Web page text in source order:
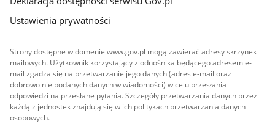
Ustawienia prywatności
Strony dostępne w domenie www.gov.pl mogą zawierać adresy skrzynek
mailowych. Użytkownik korzystający z odnośnika będącego adresem e-
mail zgadza się na przetwarzanie jego danych (adres e-mail oraz
dobrowolnie podanych danych w wiadomości) w celu przesłania
odpowiedzi na przesłane pytania. Szczegóły przetwarzania danych przez
każdą z jednostek znajdują się w ich politykach przetwarzania danych
osobowych.